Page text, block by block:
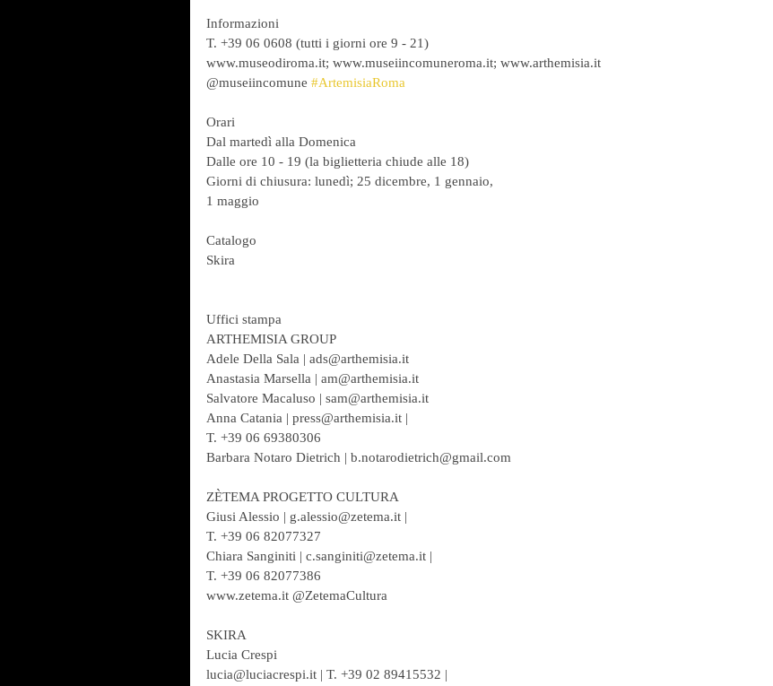
Informazioni
T. +39 06 0608 (tutti i giorni ore 9 - 21)
www.museodiroma.it; www.museiincomuneroma.it; www.arthemisia.it
@museiincomune #ArtemisiaRoma
Orari
Dal martedì alla Domenica
Dalle ore 10 - 19 (la biglietteria chiude alle 18)
Giorni di chiusura: lunedì; 25 dicembre, 1 gennaio,
1 maggio
Catalogo
Skira
Uffici stampa
ARTHEMISIA GROUP
Adele Della Sala | ads@arthemisia.it
Anastasia Marsella | am@arthemisia.it
Salvatore Macaluso | sam@arthemisia.it
Anna Catania | press@arthemisia.it |
T. +39 06 69380306
Barbara Notaro Dietrich | b.notarodietrich@gmail.com
ZÈTEMA PROGETTO CULTURA
Giusi Alessio | g.alessio@zetema.it |
T. +39 06 82077327
Chiara Sanginiti | c.sanginiti@zetema.it |
T. +39 06 82077386
www.zetema.it @ZetemaCultura
SKIRA
Lucia Crespi
lucia@luciacrespi.it | T. +39 02 89415532 |